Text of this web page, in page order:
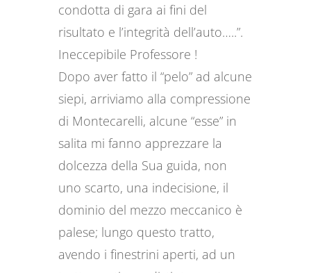
condotta di gara ai fini del
risultato e l’integrità dell’auto…..”.
Ineccepibile Professore !
Dopo aver fatto il “pelo” ad alcune
siepi, arriviamo alla compressione
di Montecarelli, alcune “esse” in
salita mi fanno apprezzare la
dolcezza della Sua guida, non
uno scarto, una indecisione, il
dominio del mezzo meccanico è
palese; lungo questo tratto,
avendo i finestrini aperti, ad un